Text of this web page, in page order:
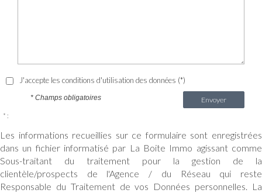
J'accepte les conditions d'utilisation des données (*)
Envoyer
* Champs obligatoires
* :
Les informations recueillies sur ce formulaire sont enregistrées
dans un fichier informatisé par La Boite Immo agissant comme
Sous-traitant du traitement pour la gestion de la
clientèle/prospects de l'Agence / du Réseau qui reste
Responsable du Traitement de vos Données personnelles. La